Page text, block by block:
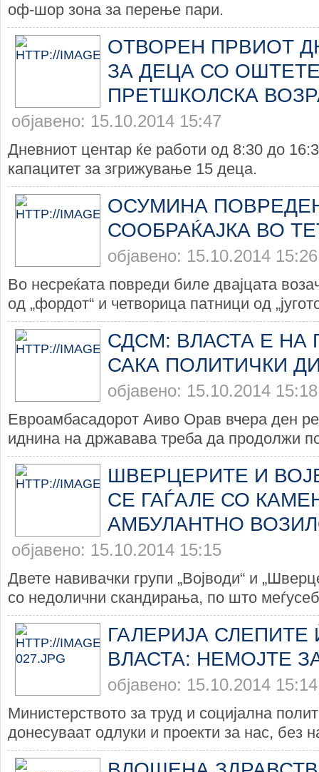
оф-шор зона за перење пари.
ОТВОРЕН ПРВИОТ
ЗА ДЕЦА СО
ПРЕТШКОЛСКА
објавено: 15.10.2014 15:47
Дневниот центар ќе работи од 8:30 до
капацитет за згрижување 15 деца.
ОСУМИНА
СООБРАЌАЈКА ВО
објавено: 15.10.2014 15:26
Во несреќата повреди биле двајцата
од „фордот“ и четворица патници од
СДСМ: ВЛАСТА Е НА
САКА ПОЛИТИЧКИ
објавено: 15.10.2014 15:18
Евроамбасадорот Аиво Орав вчера ден
иднина на државава треба да продолжи
ШВЕРЦЕРИТЕ И
СЕ ГАЃАЛЕ СО
АМБУЛАНТНО
објавено: 15.10.2014 15:15
Двете навивачки групи „Војводи“ и
со недолични скандирања, по што
ГАЛЕРИЈА
ВЛАСТА: НЕМОЈТЕ
објавено: 15.10.2014 15:14
Министерството за труд и социјална
донесуваат одлуки и проекти за нас, без